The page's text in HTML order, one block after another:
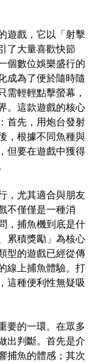
遊戲，它以「射擊
了大量喜歡快節
個數位娛樂盛行的
成為了便於隨時隨
需輕輕點擊螢幕，
。這款遊戲的核心
首先，用炮台發射
，根據不同魚種與
但要在遊戲中獲得
，尤其適合與朋友
不僅僅是一種消
，捕魚機到底是什
累積獎勵」為核心
型的遊戲已經從傳
線上捕魚體驗。打
這種便利性無疑吸
要的一環。在眾多
出判斷。首先是介
捕魚的體感；其次